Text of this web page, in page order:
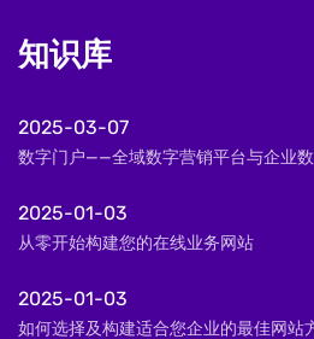
知识库
2025-03-07
数字门户——全域数字营销平台与企业
2025-01-03
从零开始构建您的在线业务网站
2025-01-03
如何选择及构建适合您企业的最佳网站